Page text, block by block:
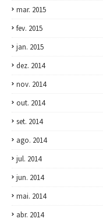
mar. 2015
fev. 2015
jan. 2015
dez. 2014
nov. 2014
out. 2014
set. 2014
ago. 2014
jul. 2014
jun. 2014
mai. 2014
abr. 2014